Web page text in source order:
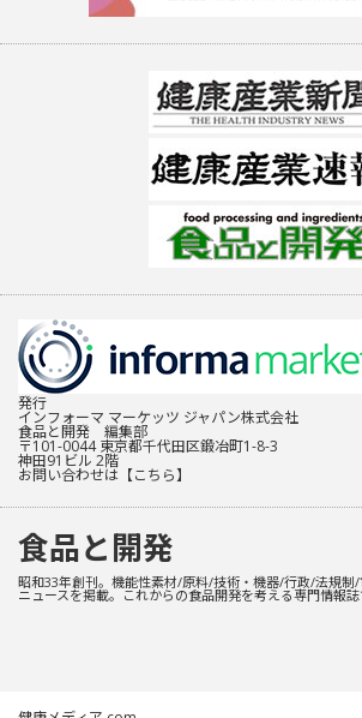
発行
インフォーマ マーケッツ ジャパン株式会社
食品と開発 編集部
〒101-0044 東京都千代田区鍛冶町1-8-3
神田91ビル 2階
お問い合わせは 【こちら】
食品と開発
昭和33年創刊。機能性素材/原料/技術・機器/行政/法規
ニュースを掲載。これからの食品開発を考える専門情報誌